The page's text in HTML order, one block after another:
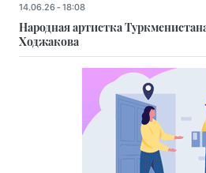
14.06.26 - 18:08
Народная артистка
Ходжакова